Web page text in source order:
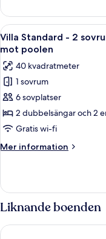
utsikt
mot
trädgården
Superior
2
sovrum
2
badrum
utsikt
mot
Öppna
alla
foton
för
Villa
Standard
-
2
sovrum
-
-
utsikt
mot
poolen
8
Villa Standard - 2
mot poolen
40 kvadratmeter
1 sovrum
6 sovplatser
2 dubbelsängar och 2
Gratis wi-fi
Mer information
Mer
Standard
-
2
sovrum
-
Liknande boenden
The Palms At Coco Beach